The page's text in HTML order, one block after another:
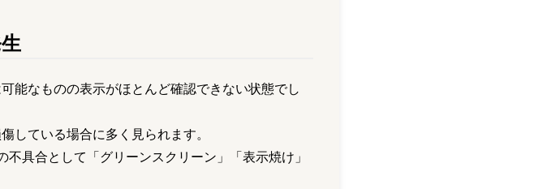
能なものの表示がほとんど確認できない状態でし
している場合に多く見られます。
具合として「グリーンスクリーン」「表示焼け」